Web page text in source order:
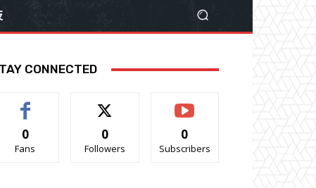
CONNECTED
0
Fans
0
Followers
0
Subscribers